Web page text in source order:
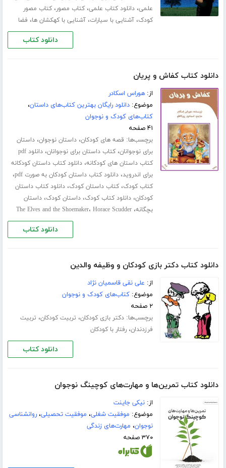
علمی،دانلود کتاب علمی،کتاب مصور،کتاب مصور
کودک،آشنایی با سیارات،آشنایی با کهکشان ها، فضا
دانلود کتاب
دانلود کتاب کفاش و پریان
از:هوراس اسکادر
موضوع:دانلود رایگان بهترین کتاب‌های داستان،
کتاب‌های کودک و نوجوان
۴۱ صفحه
برچسب‌ها: قصه های کودکان،داستان نوجوان،داستان
برای نوجوانان،کتاب داستان برای نوجوانان،
دانلود pdf
کتاب داستان های کودکانه،دانلود کتاب داستان کودکانه
برای اندروید،دانلود کتاب داستان کودکان به صورت pdf ،
کتاب کودک،کتاب داستان کودک،دانلود کتاب داستان
کودکان،دانلود کتاب کودک،داستان کودک،داستان
بچگانه، The Elves and the Shoemaker، Horace Scudder
دانلود کتاب
دانلود کتاب دکتر بازی کودکان و وظیفه والدین
از: علی نقی قاسمیان نژاد
موضوع:کتاب‌های کودک و نوجوان
۲ صفحه
برچسب‌ها:دکتر بازی کودکان، تربیت کودکان، تربیت
فرزدندان،رفتار با کودکان
دانلود کتاب
دانلود کتاب تمرین‌ها و مهارت‌های کوچینگ نوجوان
از:نیکی جاینت
موضوع: موفقیت شغلی، موفقیت تحصیلی،روانشناسی
نوجوان، مهارت‌های زندگی
۳۷۰ صفحه